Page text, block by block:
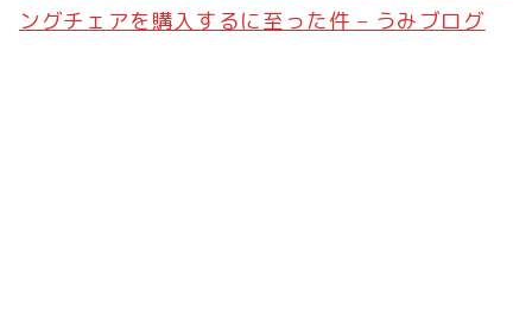
ングチェアを購入するに至った件 – うみブログ